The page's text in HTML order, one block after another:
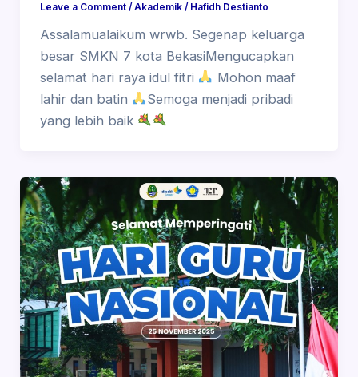
Leave a Comment /Akademik/ Hafidh Destianto
Assalamualaikum wrwb. Segenap keluarga
besar SMKN 7 kota BekasiMengucapkan
selamat hari raya idul fitri
Mohon maaf
lahir dan batin
Semoga menjadi pribadi
yang lebih baik